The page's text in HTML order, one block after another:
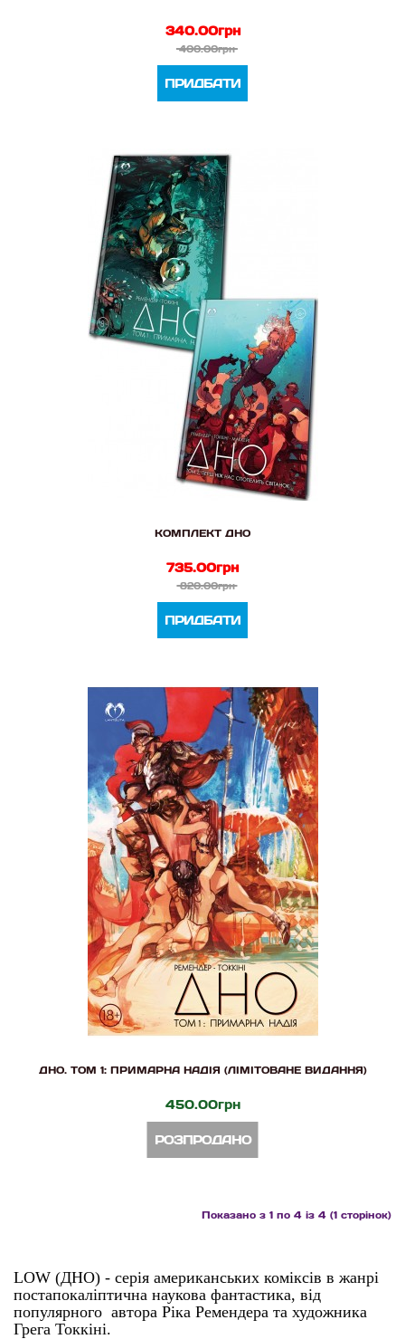
340.00грн
400.00грн
ПРИДБАТИ
КОМПЛЕКТ ДНО
735.00грн
820.00грн
ПРИДБАТИ
ДНО. ТОМ 1: ПРИМАРНА НАДІЯ (ЛІМІТОВАНЕ ВИДАННЯ)
450.00грн
РОЗПРОДАНО
Показано з 1 по 4 із 4 (1 сторінок)
LOW (ДНО) - серія американських коміксів в жанрі
постапокаліптична наукова фантастика, від
популярного  автора Ріка Ремендера та художника
Грега Токкіні.